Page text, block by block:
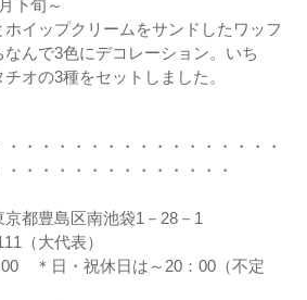
下旬～
イップクリームをサンドしたワッフ
んで3色にデコレーション。いち
オの3種をセットしました。
・・・・・・・・・・・・・・・・・
・・・・・・・・・・・・・
都豊島区南池袋1－28－1
（大代表）
＊日・祝休日は～20：00（不定